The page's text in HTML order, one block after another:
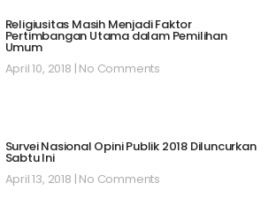
Religiusitas Masih Menjadi Faktor
Pertimbangan Utama dalam Pemilihan
Umum
April 10, 2018 No Comments
Survei Nasional Opini Publik 2018 Diluncurkan
Sabtu Ini
April 13, 2018 No Comments